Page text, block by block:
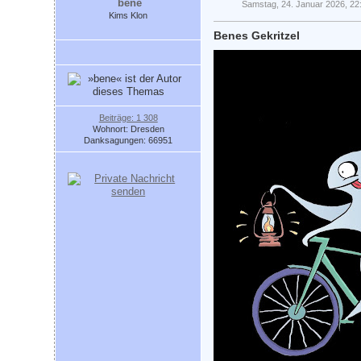
bene
Kims Klon
Beiträge: 1 308
Wohnort: Dresden
Danksagungen: 66951
Samstag, 24. Januar 2026,
Benes Gekritzel